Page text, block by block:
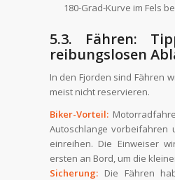
180-Grad-Kurve im Fels
5.3. Fähren:
reibungslosen
In den Fjorden sind Fähren
meist nicht reservieren.
Biker-Vorteil:
Autoschlange vorbeifahren
einreihen. Die Einweiser
ersten an Bord, um die
Sicherung:Die Fähren